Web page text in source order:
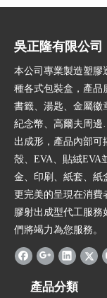
吳正隆有限公司
本公司專業製造塑膠
種各式包裝盒，產品
書籤、湯匙、金屬徽
紀念幣、高爾夫周
出成形，產品內部可
殼、EVA、貼絨EVA
金、印刷、紙套、
更完美的呈現在消費
膠射出成型代工服務
們將竭力為您服務。
產品分類